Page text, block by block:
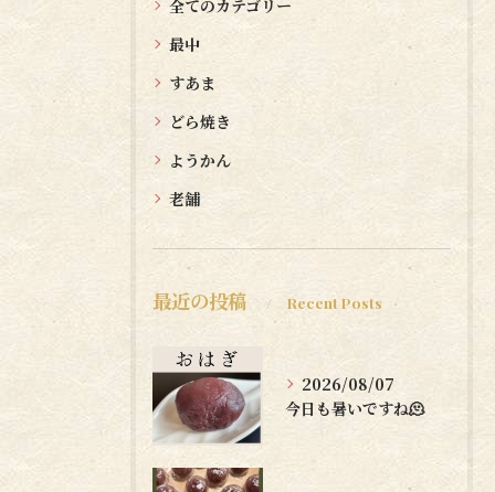
全てのカテゴリー
最中
すあま
どら焼き
ようかん
老舗
最近の投稿 Recent Posts
2026/08/07
今日も暑いですね🫠